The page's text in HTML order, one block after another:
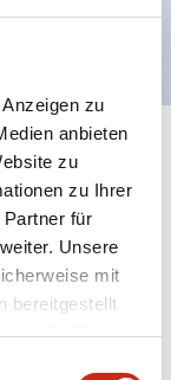
zu
anbieten
zu
zu Ihrer
für
Unsere
mit
bereitgestellt
der Dienste
Alle erweitern